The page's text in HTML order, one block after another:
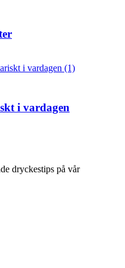
i vardagen
dryckestips på vår